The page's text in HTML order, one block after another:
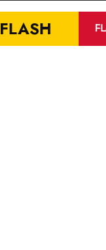
FLASH